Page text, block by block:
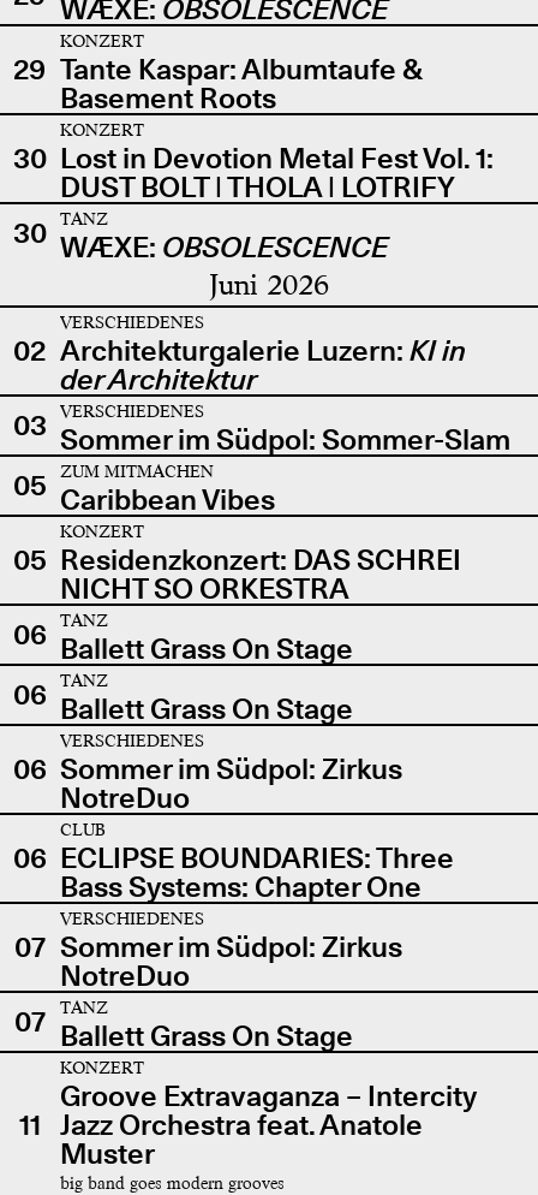
WÆXE: OBSOLESCENCE
29
KONZERT
Tante Kaspar: Albumtaufe &
Basement Roots
30
KONZERT
Lost in Devotion Metal Fest Vol. 1:
DUST BOLT | THOLA | LOTRIFY
30
TANZ
WÆXE: OBSOLESCENCE
Juni 2026
02
VERSCHIEDENES
Architekturgalerie Luzern: KI in
der Architektur
03
VERSCHIEDENES
Sommer im Südpol: Sommer-Slam
05
ZUM MITMACHEN
Caribbean Vibes
05
KONZERT
Residenzkonzert: DAS SCHREI
NICHT SO ORKESTRA
06
TANZ
Ballett Grass On Stage
06
TANZ
Ballett Grass On Stage
06
VERSCHIEDENES
Sommer im Südpol: Zirkus
NotreDuo
06
CLUB
ECLIPSE BOUNDARIES: Three
Bass Systems: Chapter One
07
VERSCHIEDENES
Sommer im Südpol: Zirkus
NotreDuo
07
TANZ
Ballett Grass On Stage
11
KONZERT
Groove Extravaganza – Intercity
Jazz Orchestra feat. Anatole
Muster
big band goes modern grooves